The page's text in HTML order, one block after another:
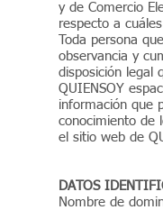
y de Comercio
respecto a
Toda persona
observancia y
disposición legal
QUIENSOY
información que
conocimiento de
el sitio web de
DATOS
Nombre de